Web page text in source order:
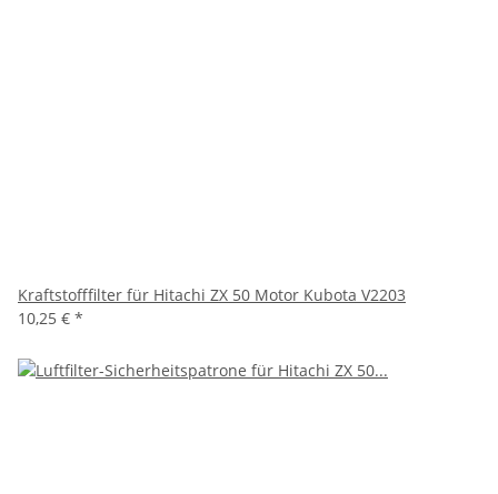
Kraftstofffilter für Hitachi ZX 50 Motor Kubota V2203
10,25 € *